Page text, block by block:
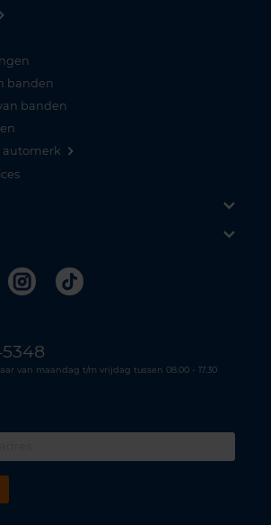
banden
banden
automerk
Instagram
Tiktok
van maandag t/m vrijdag tussen 08.00 - 17.30